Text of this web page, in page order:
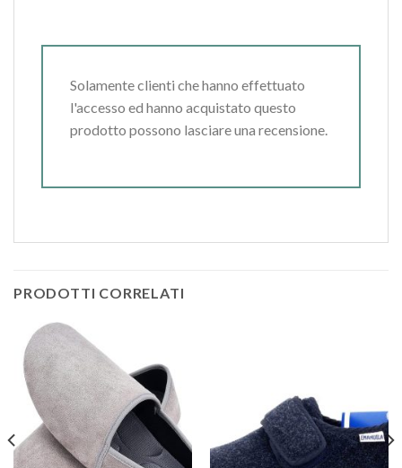
Solamente clienti che hanno effettuato
l'accesso ed hanno acquistato questo
prodotto possono lasciare una recensione.
PRODOTTI CORRELATI